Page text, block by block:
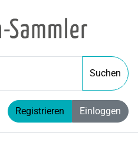
Suchen
Registrieren Einloggen